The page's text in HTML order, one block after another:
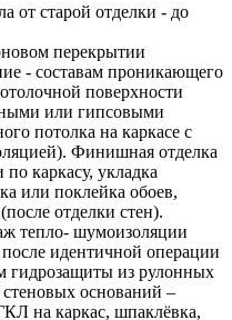
от старой отделки - до
перекрытии
- составам проникающего
поверхности
или гипсовыми
потолка на каркасе с
Финишная отделка
каркасу, укладка
или поклейка обоев,
отделки стен).
тепло- шумоизоляции
идентичной операции
гидрозащиты из рулонных
оснований –
на каркас, шпаклёвка,